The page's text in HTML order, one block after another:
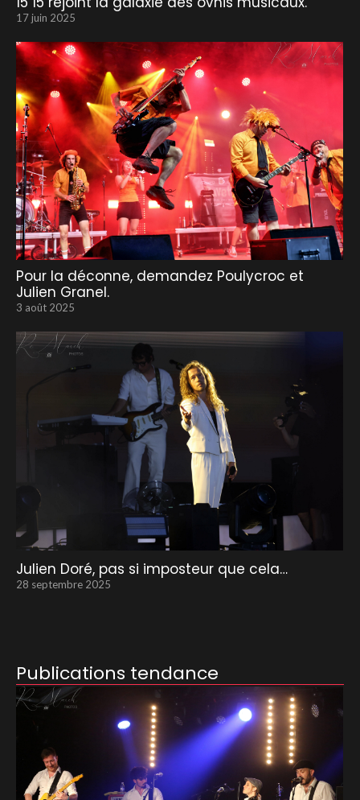
17 juin 2025
Pour la déconne, demandez Poulycroc et
Julien Granel.
3 août 2025
Julien Doré, pas si imposteur que cela…
28 septembre 2025
Publications tendance